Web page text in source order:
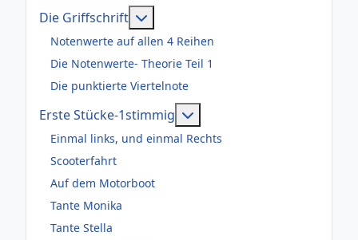
Die Griffschrift
Notenwerte auf allen 4 Reihen
Die Notenwerte- Theorie Teil 1
Die punktierte Viertelnote
Erste Stücke-1stimmig
Einmal links, und einmal Rechts
Scooterfahrt
Auf dem Motorboot
Tante Monika
Tante Stella